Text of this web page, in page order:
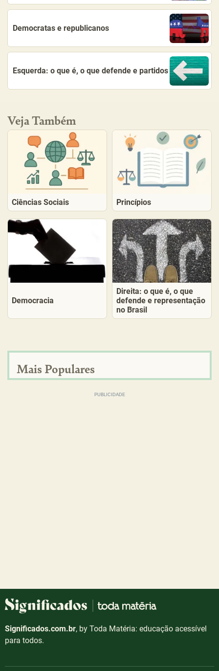
Democratas e republicanos
Esquerda: o que é, o que defende e partidos
Veja Também
Ciências Sociais Princípios
Democracia
Direita: o que é, o que
defende e representação
no Brasil
Mais Populares
Significados.com.br, by Toda Matéria: educação acessível
para todos.